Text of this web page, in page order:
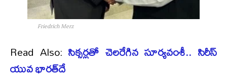
Friedrich Merz
Read Also:సిక్సర్లతో చెలరేగిన సూర్యవంశీ.. సిరీస్​
యువ భారత్​దే